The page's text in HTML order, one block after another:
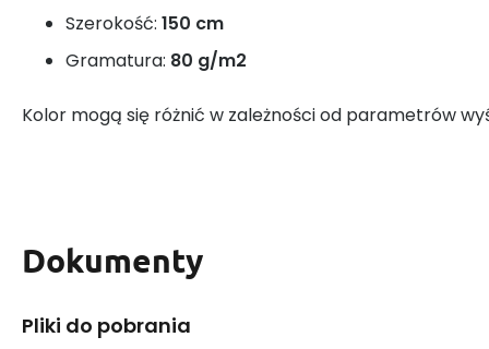
Szerokość: 150 cm
Gramatura: 80 g/m2
Kolor mogą się różnić w zależności od parametrów
Dokumenty
Pliki do pobrania